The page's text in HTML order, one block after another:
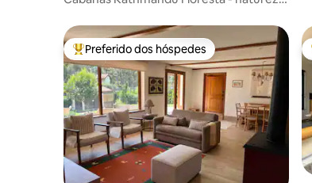
Entre os melhores preferidos dos hóspedes
Preferido dos hóspedes